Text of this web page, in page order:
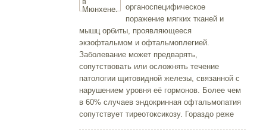
органоспецифическое
поражение мягких тканей и
мышц орбиты, проявляющееся
экзофтальмом и офтальмоплегией.
Заболевание может предварять,
сопутствовать или осложнять течение
патологии щитовидной железы, связанной с
нарушением уровня её гормонов. Более чем
в 60% случаев эндокринная офтальмопатия
сопутствует тиреотоксикозу. Гораздо реже